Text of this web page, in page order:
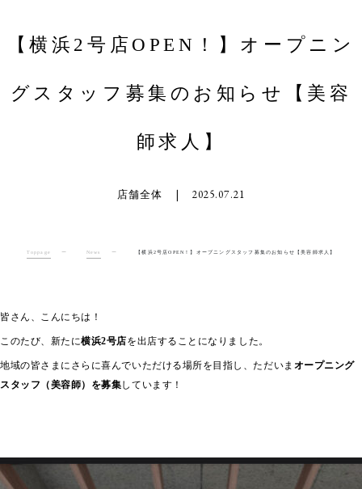
【横浜2号店OPEN！】オープニン
グスタッフ募集のお知らせ【美容
師求人】
店舗全体 | 2025.07.21
Toppage ー News ー 【横浜2号店OPEN！】オープニングスタッフ募集のお知らせ【美容師求人】
皆さん、こんにちは！
このたび、新たに横浜2号店を出店することになりました。
地域の皆さまにさらに喜んでいただける場所を目指し、ただいま オープニング
スタッフ（美容師）を募集しています！